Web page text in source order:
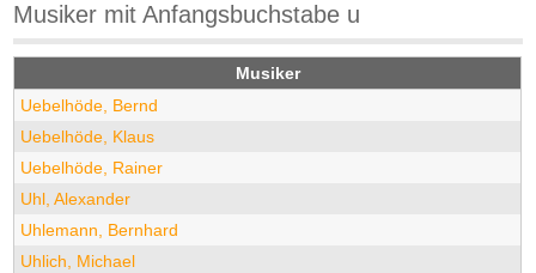
Musiker mit Anfangsbuchstabe u
Musiker
Uebelhöde, Bernd
Uebelhöde, Klaus
Uebelhöde, Rainer
Uhl, Alexander
Uhlemann, Bernhard
Uhlich, Michael